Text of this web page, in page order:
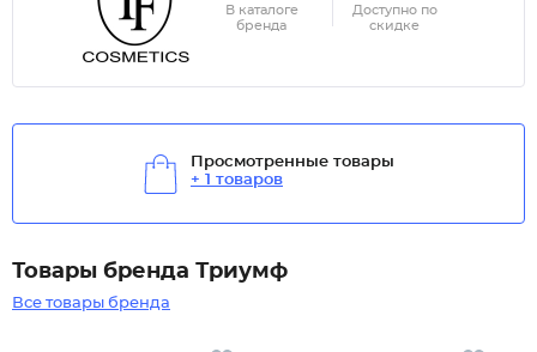
В каталоге
бренда
Доступно по
скидке
Просмотренные товары
+ 1 товаров
Товары бренда Триумф
Все товары бренда